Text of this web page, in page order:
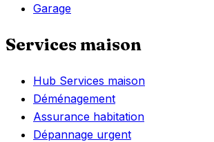
Garage
Services maison
Hub Services maison
Déménagement
Assurance habitation
Dépannage urgent